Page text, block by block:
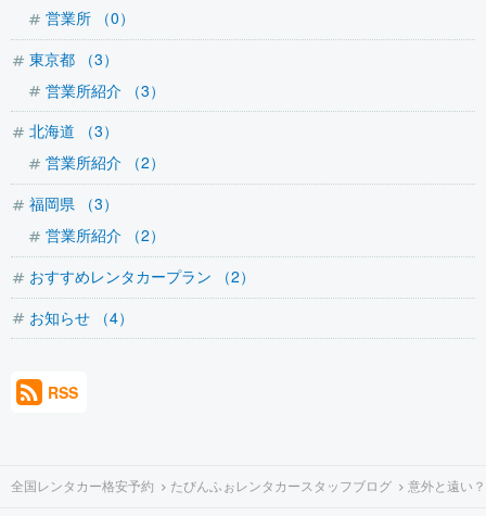
営業所 （0）
東京都 （3）
営業所紹介 （3）
北海道 （3）
営業所紹介 （2）
福岡県 （3）
営業所紹介 （2）
おすすめレンタカープラン （2）
お知らせ （4）
RSS
全国レンタカー格安予約 たびんふぉレンタカースタッフブログ 意外と遠い